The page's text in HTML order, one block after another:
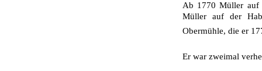
Ab 1770 Müller
Müller auf der
Obermühle, die er
Er war zweimal